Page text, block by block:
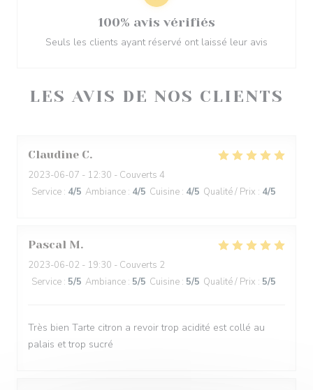
LES AVIS DE NOS CLIENTS
Claudine C
2023-06-07 - 12:30 - Couverts 4
Service : 4/5 Ambiance : 4/5 Cuisine : 4/5 Qualité / Prix : 4/5
Pascal M
2023-06-02 - 19:30 - Couverts 2
Service : 5/5 Ambiance : 5/5 Cuisine : 5/5 Qualité / Prix : 5/5
Très bien Tarte citron a revoir trop acidité est collé au
palais et trop sucré
100% avis vérifiés
Seuls les clients ayant réservé ont laissé leur avis